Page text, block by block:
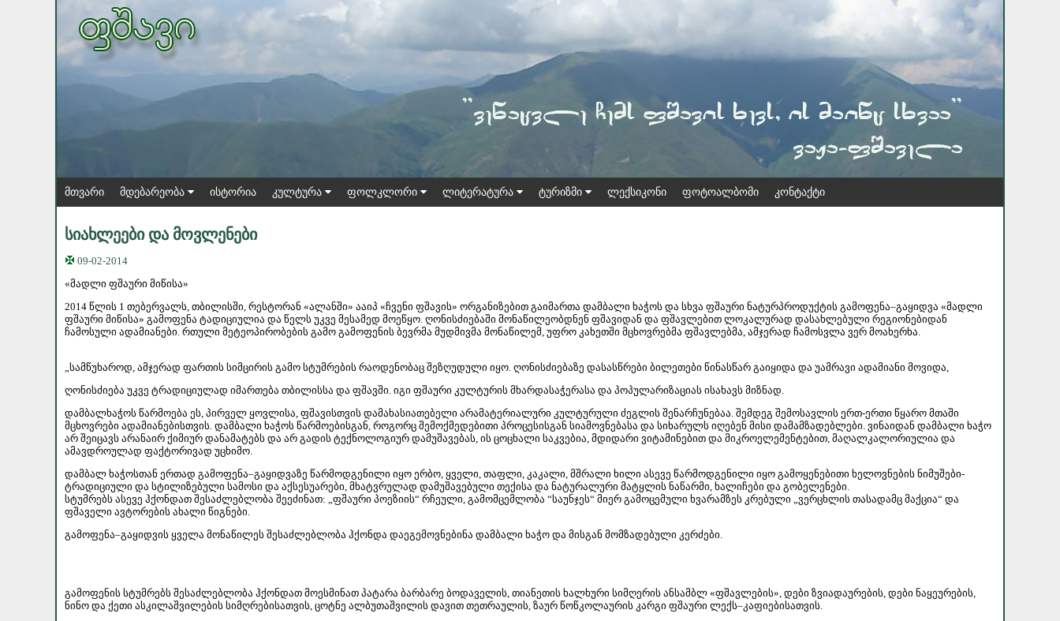
მთვარი მდებარეობა ისტორია კულტურა ფოლკლორი ლიტერატურა ტურიზმი ლექსიკონი ფოტოალბომი კონტაქტი
სიახლეები და მოვლენები
09-02-2014
«მადლი ფშაური მიწისა»
2014 წლის 1 თებერვალს, თბილისში, რესტორან «ალანში» ააიპ «ჩვენი ფშავის» ორგანიზებით გაიმართა დამბალი ხაჭოს და სხვა ფშაური ნატურპროდუქტის გამოფენა–გაყიდვა «მადლი
ფშაური მიწისა» გამოფენა ტადიციულია და წელს უკვე მესამედ მოეწყო. ღონისძიებაში მონაწილეობდნენ ფშავიდან და ფშავლებით ლოკალურად დასახლებული რეგიონებიდან
ჩამოსული ადამიანები. რთული მეტეოპირობების გამო გამოფენის ბევრმა მუდმივმა მონაწილემ, უფრო კახეთში მცხოვრებმა ფშავლებმა, ამჯერად ჩამოსვლა ვერ მოახერხა.
„სამწუხაროდ, ამჯერად ფართის სიმცირის გამო სტუმრების რაოდენობაც შეზღუდული იყო. ღონისძიებაზე დასასწრები ბილეთები წინასწარ გაიყიდა და უამრავი ადამიანი მოვიდა,
ღონისძიება უკვე ტრადიციულად იმართება თბილისსა და ფშავში. იგი ფშაური კულტურის მხარდასაჭერასა და პოპულარიზაციას ისახავს მიზნად.
დამბალხაჭოს წარმოება ეს, პირველ ყოვლისა, ფშავისთვის დამახასიათებელი არამატერიალური კულტურული ძეგლის შენარჩუნებაა. შემდეგ შემოსავლის ერთ-ერთი წყარო მთაში
მცხოვრები ადამიანებისთვის. დამბალი ხაჭოს წარმოებისგან, როგორც შემოქმედებითი პროცესისგან სიამოვნებასა და სიხარულს იღებენ მისი დამამზადებლები. ვინაიდან დამბალი ხაჭო
არ შეიცავს არანაირ ქიმიურ დანამატებს და არ გადის ტექნოლოგიურ დამუშავებას, ის ცოცხალი საკვებია, მდიდარი ვიტამინებით და მიკროელემენტებით, მაღალკალორიულია და
ამავდროულად ფაქტორივად უცხიმო.
დამბალ ხაჭოსთან ერთად გამოფენა–გაყიდვაზე წარმოდგენილი იყო ერბო, ყველი, თაფლი, კაკალი, მშრალი ხილი ასევე წარმოდგენილი იყო გამოყენებითი ხელოვნების ნიმუშები-
ტრადიციული და სტილიზებული სამოსი და აქსესუარები, მხატვრულად დამუშავებული თექისა და ნატურალური მატყლის ნაწარმი, ხალიჩები და გობელენები.
სტუმრებს ასევე ჰქონდათ შესაძლებლობა შეეძინათ: „ფშაური პოეზიის“ რჩეული, გამომცემლობა “საუნჯეს“ მიერ გამოცემული ხვარამზეს კრებული „ვერცხლის თასადამც მაქცია“ და
ფშაველი ავტორების ახალი წიგნები.
გამოფენა–გაყიდვის ყველა მონაწილეს შესაძლებლობა ჰქონდა დაეგემოვნებინა დამბალი ხაჭო და მისგან მომზადებული კერძები.
გამოფენის სტუმრებს შესაძლებლობა ჰქონდათ მოესმინათ პატარა ბარბარე ბოდაველის, თიანეთის ხალხური სიმღერის ანსამბლ «ფშავლების», დები ზვიადაურების, დები ნაყეურების,
ნინო და ქეთი ასკილაშვილების სიმღრებისათვის, ცოტნე ალბუთაშვილის დავით თეთრაულის, ზაურ წოწკოლაურის კარგი ფშაური ლექს–კაფიებისათვის.